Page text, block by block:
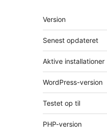
Meta
Version
Senest opdateret
Aktive installationer
WordPress-version
Testet op til
PHP-version